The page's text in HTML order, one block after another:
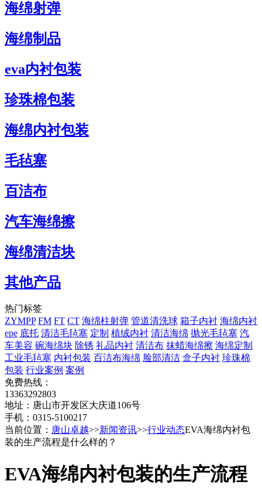
海绵射弹
海绵制品
eva内衬包装
珍珠棉包装
海绵内衬包装
毛毡塞
百洁布
汽车海绵擦
海绵清洁块
其他产品
热门标签
ZYMPP FM FT CT 海绵柱射弹 管道清洗球 箱子内衬 海绵内衬
epe 底托 清洁毛毡塞 定制 植绒内衬 清洁海绵 抛光毛毡塞 汽
车美容 碗海绵块 除锈 礼品内衬 清洁布 抹蜡海绵擦 海绵定制
工业毛毡塞 内衬包装 百洁布海绵 脸部清洁 盒子内衬 珍珠棉
包装 行业案例 案例
免费热线：
13363292803
地址：唐山市开发区大庆道106号
手机：0315-5100217
当前位置： 唐山卓越>>新闻资讯>>行业动态EVA海绵内衬包
装的生产流程是什么样的？
EVA海绵内衬包装的生产流程